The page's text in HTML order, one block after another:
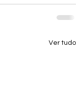
Ver tudo